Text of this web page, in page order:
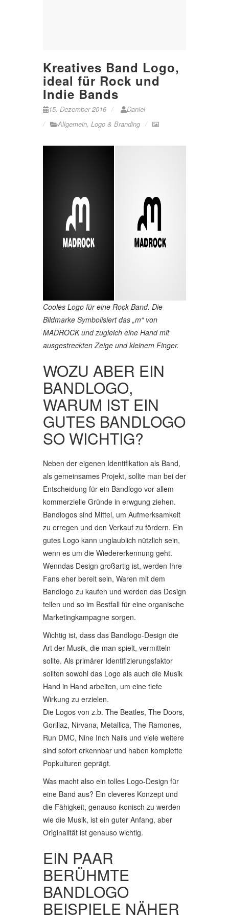
Kreatives Band Logo,
ideal für Rock und
Indie Bands
15. Dezember 2016
Daniel
Allgemein, Logo & Branding
Cooles Logo für eine Rock Band. Die
Bildmarke Symbolisiert das „m“ von
MADROCK und zugleich eine Hand mit
ausgestreckten Zeige und kleinem Finger.
WOZU ABER EIN
BANDLOGO,
WARUM IST EIN
GUTES BANDLOGO
SO WICHTIG?
Neben der eigenen Identifikation als Band,
als gemeinsames Projekt, sollte man bei der
Entscheidung für ein Bandlogo vor allem
kommerzielle Gründe in erwgung ziehen.
Bandlogos sind Mittel, um Aufmerksamkeit
zu erregen und den Verkauf zu fördern. Ein
gutes Logo kann unglaublich nützlich sein,
wenn es um die Wiedererkennung geht.
Wenndas Design großartig ist, werden Ihre
Fans eher bereit sein, Waren mit dem
Bandlogo zu kaufen und werden das Design
teilen und so im Bestfall für eine organische
Marketingkampagne sorgen.
Wichtig ist, dass das Bandlogo-Design die
Art der Musik, die man spielt, vermitteln
sollte. Als primärer Identifizierungsfaktor
sollten sowohl das Logo als auch die Musik
Hand in Hand arbeiten, um eine tiefe
Wirkung zu erzielen.
Die Logos von z.b. The Beatles, The Doors,
Gorillaz, Nirvana, Metallica, The Ramones,
Run DMC, Nine Inch Nails und viele weitere
sind sofort erkennbar und haben komplette
Popkulturen geprägt.
Was macht also ein tolles Logo-Design für
eine Band aus? Ein cleveres Konzept und
die Fähigkeit, genauso ikonisch zu werden
wie die Musik, ist ein guter Anfang, aber
Originalität ist genauso wichtig.
EIN PAAR
BERÜHMTE
BANDLOGO
BEISPIELE NÄHER